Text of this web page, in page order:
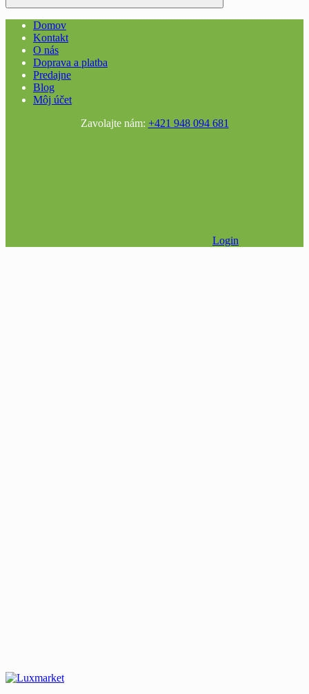
Domov
Kontakt
O nás
Doprava a platba
Predajne
Blog
Môj účet
Zavolajte nám: +421 948 094 681
Login